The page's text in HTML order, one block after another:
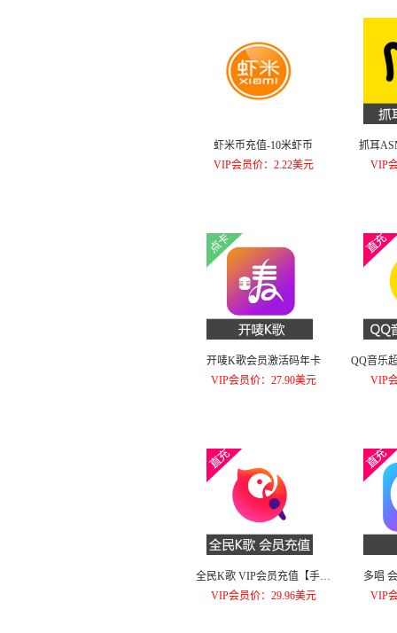
虾米币充值-10米虾币
VIP会员价：2.22美元
抓耳
VIP
开唛K歌会员激活码年卡
VIP会员价：27.90美元
QQ音乐
VIP
全民K歌 VIP会员充值【手机
端】年卡
VIP会员价：29.96美元
多唱
VIP